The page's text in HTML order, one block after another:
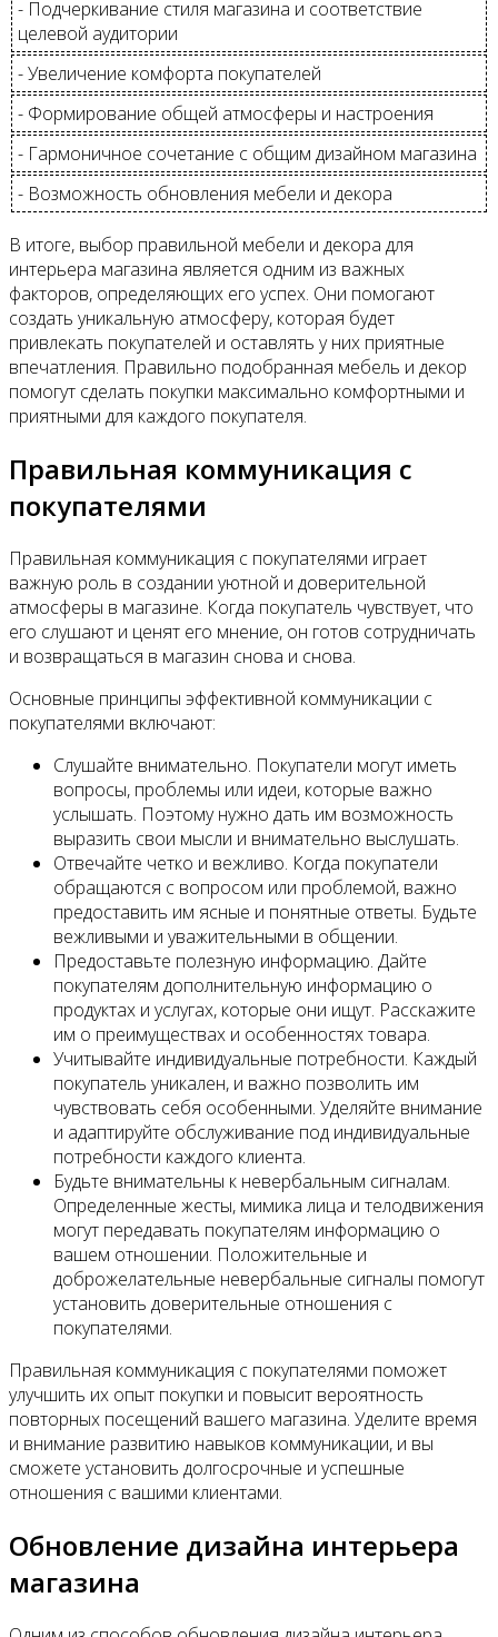
- Подчеркивание стиля магазина и соответствие
целевой аудитории
- Увеличение комфорта покупателей
- Формирование общей атмосферы и настроения
- Гармоничное сочетание с общим дизайном магазина
- Возможность обновления мебели и декора
В итоге, выбор правильной мебели и декора для
интерьера магазина является одним из важных
факторов, определяющих его успех. Они помогают
создать уникальную атмосферу, которая будет
привлекать покупателей и оставлять у них приятные
впечатления. Правильно подобранная мебель и декор
помогут сделать покупки максимально комфортными и
приятными для каждого покупателя.
Правильная коммуникация с
покупателями
Правильная коммуникация с покупателями играет
важную роль в создании уютной и доверительной
атмосферы в магазине. Когда покупатель чувствует, что
его слушают и ценят его мнение, он готов сотрудничать
и возвращаться в магазин снова и снова.
Основные принципы эффективной коммуникации с
покупателями включают:
Слушайте внимательно. Покупатели могут иметь
вопросы, проблемы или идеи, которые важно
услышать. Поэтому нужно дать им возможность
выразить свои мысли и внимательно выслушать.
Отвечайте четко и вежливо. Когда покупатели
обращаются с вопросом или проблемой, важно
предоставить им ясные и понятные ответы. Будьте
вежливыми и уважительными в общении.
Предоставьте полезную информацию. Дайте
покупателям дополнительную информацию о
продуктах и услугах, которые они ищут. Расскажите
им о преимуществах и особенностях товара.
Учитывайте индивидуальные потребности. Каждый
покупатель уникален, и важно позволить им
чувствовать себя особенными. Уделяйте внимание
и адаптируйте обслуживание под индивидуальные
потребности каждого клиента.
Будьте внимательны к невербальным сигналам.
Определенные жесты, мимика лица и телодвижения
могут передавать покупателям информацию о
вашем отношении. Положительные и
доброжелательные невербальные сигналы помогут
установить доверительные отношения с
покупателями.
Правильная коммуникация с покупателями поможет
улучшить их опыт покупки и повысит вероятность
повторных посещений вашего магазина. Уделите время
и внимание развитию навыков коммуникации, и вы
сможете установить долгосрочные и успешные
отношения с вашими клиентами.
Обновление дизайна интерьера
магазина